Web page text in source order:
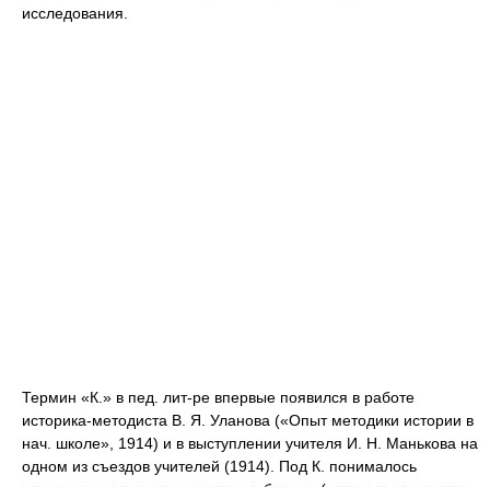
исследования.
Термин «К.» в пед. лит-ре впервые появился в работе
историка-методиста В. Я. Уланова («Опыт методики истории в
нач. школе», 1914) и в выступлении учителя И. Н. Манькова на
одном из съездов учителей (1914). Под К. понималось